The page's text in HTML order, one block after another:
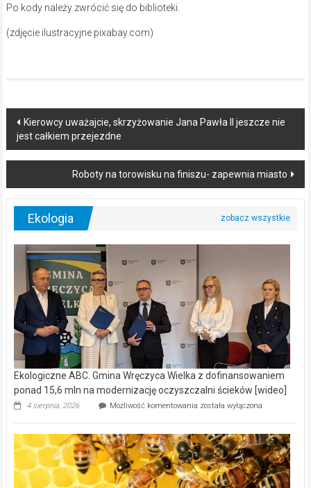
Po kody należy zwrócić się do biblioteki.
(zdjęcie ilustracyjne pixabay.com)
Post
navigation
Kierowcy uważajcie, skrzyżowanie Jana Pawła II jeszcze nie
jest całkiem przejezdne
Roboty na torowisku na finiszu- zapewnia miasto
Ekologia
Ekologiczne ABC. Gmina Wręczyca Wielka z dofinansowaniem
ponad 15,6 mln na modernizację oczyszczalni ścieków [wideo]
4 sierpnia, 2026 Możliwość komentowania Ekologiczne
Wręczyca
Wielka
z
dofinansowaniem
ponad
została wyłączona